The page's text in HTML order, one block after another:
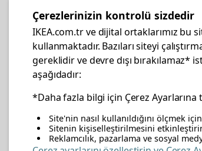
İş yeri mobilya ve aksesuar
alışverişleriniz IKEA Kurumsal Kart
ile daha hesaplı.
Çerezlerinizin kontrolü sizdedir
IKEA.com.tr ve dijital ortaklarımız bu
kullanmaktadır. Bazıları siteyi
gereklidir ve devre dışı bırakılamaz*
aşağıdadır:
*Daha fazla bilgi için Çerez Ayarlarına
Site'nin nasıl kullanıldığını ölçmek
Sitenin kişiselleştirilmesini
Reklamcılık, pazarlama ve sosyal